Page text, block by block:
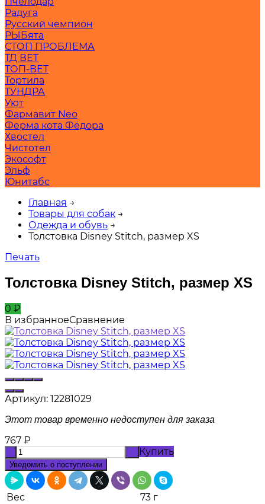
Радуга
Русский чемпион
РЫБята
СТОП ПРОБЛЕМА
ТД ВЕТ
ТОП-ВЕТ
Тортила
ТУНДРА
Уют
Фармавит Neo
Ферма кота Фёдора
Хвостел
Чистотел
Экософт
Эльф
Юнитабс
Главная →
Товары для собак →
Одежда и обувь →
Толстовка Disney Stitch, размер XS
Печать
Толстовка Disney Stitch, размер XS
0 ₽
В избранноеСравнение
Артикул: 12281029
Этот товар временно недоступен для заказа
767 ₽
Купить
Уведомить о поступлении
Вес
73 г